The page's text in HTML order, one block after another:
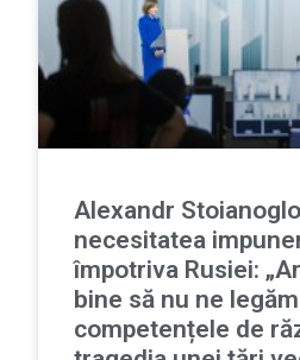
Alexandr
necesitatea
împotriva Rusiei:
bine să nu ne legăm
competențele de